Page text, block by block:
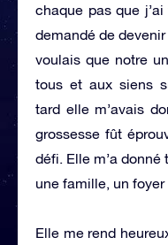
chaque pas que
demandé de
voulais que notre
tous et aux siens
tard elle m’avais
grossesse fût
défi. Elle m’a donné
une famille, un
Elle me rend